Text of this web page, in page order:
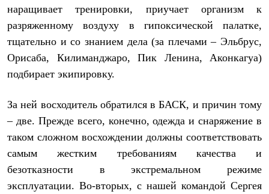
Женская одежда
Утепленная пухом
Куртки
Брюки
Утепленная синтетикой
Куртки
Куртки
Софтшелл одежда
Брюки
Лёгкая одежда
Рубашки
Толстовки
наращивает тренировки, приучает организм к
разряженному воздуху в гипоксической палатке,
тщательно и со знанием дела (за плечами – Эльбрус,
Орисаба, Килиманджаро, Пик Ленина, Аконкагуа)
подбирает экипировку.
За ней восходитель обратился в БАСК, и причин тому
– две. Прежде всего, конечно, одежда и снаряжение в
таком сложном восхождении должны соответствовать
самым жестким требованиям качества и
безотказности в экстремальном режиме
эксплуатации. Во-вторых, с нашей командой Сергея